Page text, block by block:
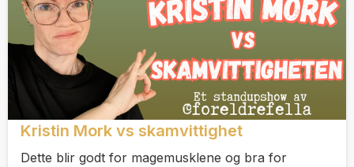
Kristin Mork vs skamvittighet
Dette blir godt for magemusklene og bra for